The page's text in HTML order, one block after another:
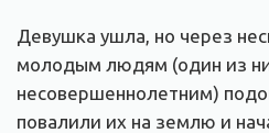
Девушка ушла, но через
молодым людям (один из
несовершеннолетним)
повалили их на землю и